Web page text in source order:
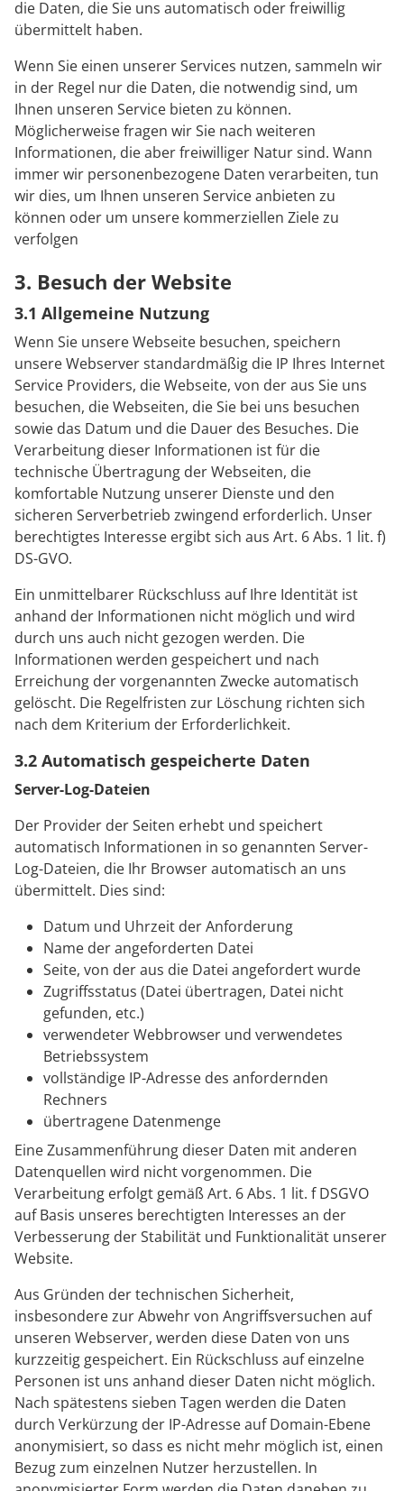
die Daten, die Sie uns automatisch oder freiwillig
übermittelt haben.
Wenn Sie einen unserer Services nutzen, sammeln wir
in der Regel nur die Daten, die notwendig sind, um
Ihnen unseren Service bieten zu können.
Möglicherweise fragen wir Sie nach weiteren
Informationen, die aber freiwilliger Natur sind. Wann
immer wir personenbezogene Daten verarbeiten, tun
wir dies, um Ihnen unseren Service anbieten zu
können oder um unsere kommerziellen Ziele zu
verfolgen
3. Besuch der Website
3.1 Allgemeine Nutzung
Wenn Sie unsere Webseite besuchen, speichern
unsere Webserver standardmäßig die IP Ihres Internet
Service Providers, die Webseite, von der aus Sie uns
besuchen, die Webseiten, die Sie bei uns besuchen
sowie das Datum und die Dauer des Besuches. Die
Verarbeitung dieser Informationen ist für die
technische Übertragung der Webseiten, die
komfortable Nutzung unserer Dienste und den
sicheren Serverbetrieb zwingend erforderlich. Unser
berechtigtes Interesse ergibt sich aus Art. 6 Abs. 1 lit. f)
DS-GVO.
Ein unmittelbarer Rückschluss auf Ihre Identität ist
anhand der Informationen nicht möglich und wird
durch uns auch nicht gezogen werden. Die
Informationen werden gespeichert und nach
Erreichung der vorgenannten Zwecke automatisch
gelöscht. Die Regelfristen zur Löschung richten sich
nach dem Kriterium der Erforderlichkeit.
3.2 Automatisch gespeicherte Daten
Server-Log-Dateien
Der Provider der Seiten erhebt und speichert
automatisch Informationen in so genannten Server-
Log-Dateien, die Ihr Browser automatisch an uns
übermittelt. Dies sind:
Datum und Uhrzeit der Anforderung
Name der angeforderten Datei
Seite, von der aus die Datei angefordert wurde
Zugriffsstatus (Datei übertragen, Datei nicht
gefunden, etc.)
verwendeter Webbrowser und verwendetes
Betriebssystem
vollständige IP-Adresse des anfordernden
Rechners
übertragene Datenmenge
Eine Zusammenführung dieser Daten mit anderen
Datenquellen wird nicht vorgenommen. Die
Verarbeitung erfolgt gemäß Art. 6 Abs. 1 lit. f DSGVO
auf Basis unseres berechtigten Interesses an der
Verbesserung der Stabilität und Funktionalität unserer
Website.
Aus Gründen der technischen Sicherheit,
insbesondere zur Abwehr von Angriffsversuchen auf
unseren Webserver, werden diese Daten von uns
kurzzeitig gespeichert. Ein Rückschluss auf einzelne
Personen ist uns anhand dieser Daten nicht möglich.
Nach spätestens sieben Tagen werden die Daten
durch Verkürzung der IP-Adresse auf Domain-Ebene
anonymisiert, so dass es nicht mehr möglich ist, einen
Bezug zum einzelnen Nutzer herzustellen. In